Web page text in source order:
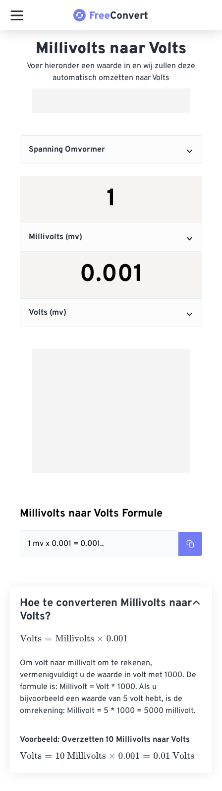
Millivolts naar Volts
Voer hieronder een waarde in en wij zullen deze
automatisch omzetten naar Volts
Millivolts naar Volts Formule
1 mv x 0.001 = 0.001..
Hoe te converteren Millivolts naar
Volts?
Volts= Millivolts×0.001
Om volt naar millivolt om te rekenen,
vermenigvuldigt u de waarde in volt met 1000. De
formule is: Millivolt = Volt * 1000. Als u
bijvoorbeeld een waarde van 5 volt hebt, is de
omrekening: Millivolt = 5 * 1000 = 5000 millivolt.
Voorbeeld: Overzetten 10 Millivolts naar Volts
Volts= 10 Millivolts×0.001 =0.01 Volts